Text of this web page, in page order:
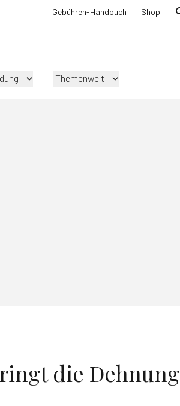
Gebühren-Handbuch Shop
Themenwelt
die Dehnung